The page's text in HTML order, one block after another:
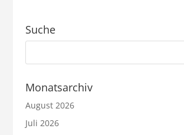
Suche
Monatsarchiv
August 2026
Juli 2026